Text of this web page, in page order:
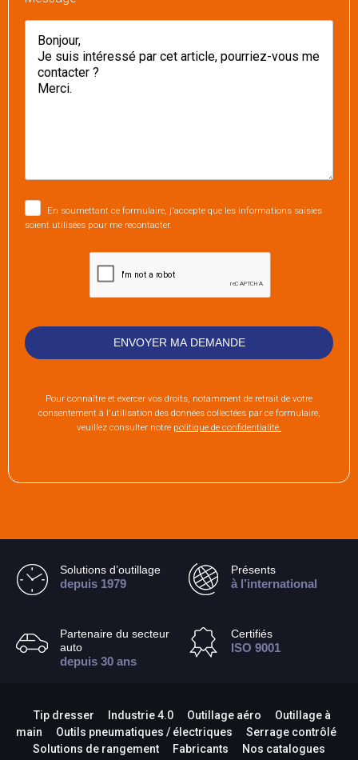
En soumettant ce formulaire, j'accepte que les informations saisies
soient utilisées pour me recontacter.
Pour connaître et exercer vos droits, notamment de retrait de votre
consentement à l'utilisation des données collectées par ce formulaire,
veuillez consulter notre politique de confidentialité.
Solutions d’outillage
depuis 1979
Présents
à l’international
Partenaire du secteur
auto
depuis 30 ans
Certifiés
ISO 9001
Tip dresser Industrie 4.0 Outillage aéro
Outillage à
main
Outils pneumatiques / électriques
Serrage contrôlé
Solutions de rangement
Fabricants Nos catalogues